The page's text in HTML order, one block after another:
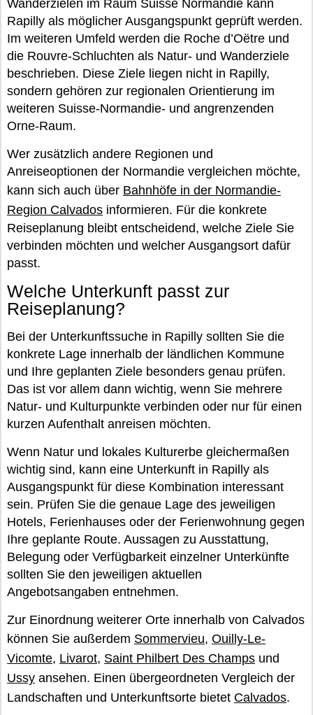
Wanderzielen im Raum Suisse Normandie kann
Rapilly als möglicher Ausgangspunkt geprüft werden.
Im weiteren Umfeld werden die Roche d’Oëtre und
die Rouvre-Schluchten als Natur- und Wanderziele
beschrieben. Diese Ziele liegen nicht in Rapilly,
sondern gehören zur regionalen Orientierung im
weiteren Suisse-Normandie- und angrenzenden
Orne-Raum.
Wer zusätzlich andere Regionen und
Anreiseoptionen der Normandie vergleichen möchte,
kann sich auch über Bahnhöfe in der Normandie-
Region Calvados informieren. Für die konkrete
Reiseplanung bleibt entscheidend, welche Ziele Sie
verbinden möchten und welcher Ausgangsort dafür
passt.
Welche Unterkunft passt zur
Reiseplanung?
Bei der Unterkunftssuche in Rapilly sollten Sie die
konkrete Lage innerhalb der ländlichen Kommune
und Ihre geplanten Ziele besonders genau prüfen.
Das ist vor allem dann wichtig, wenn Sie mehrere
Natur- und Kulturpunkte verbinden oder nur für einen
kurzen Aufenthalt anreisen möchten.
Wenn Natur und lokales Kulturerbe gleichermaßen
wichtig sind, kann eine Unterkunft in Rapilly als
Ausgangspunkt für diese Kombination interessant
sein. Prüfen Sie die genaue Lage des jeweiligen
Hotels, Ferienhauses oder der Ferienwohnung gegen
Ihre geplante Route. Aussagen zu Ausstattung,
Belegung oder Verfügbarkeit einzelner Unterkünfte
sollten Sie den jeweiligen aktuellen
Angebotsangaben entnehmen.
Zur Einordnung weiterer Orte innerhalb von Calvados
können Sie außerdem Sommervieu, Ouilly-Le-
Vicomte, Livarot, Saint Philbert Des Champs und
Ussy ansehen. Einen übergeordneten Vergleich der
Landschaften und Unterkunftsorte bietet Calvados.